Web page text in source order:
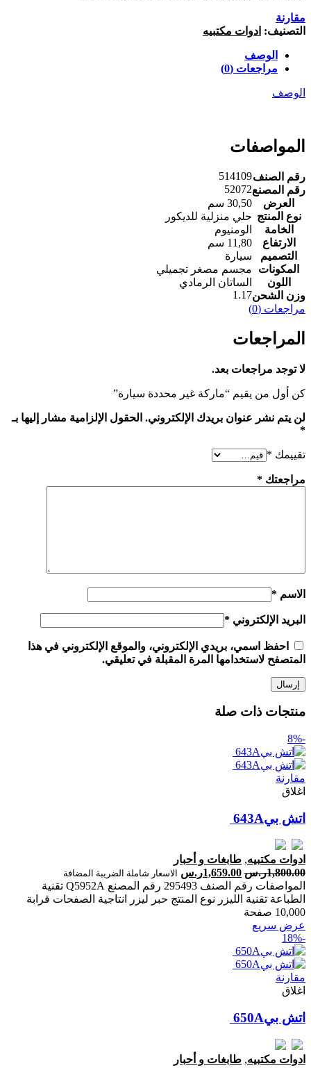
مقارنة
التصنيف: ادوات مكتبيه
الوصف
مراجعات (0)
الوصف
المواصفات
رقم الصنف514109
رقم المصنع52072
العرض
‎30,50 سم‎
نوع المنتج حلي منزلية للديكور
الخامة
الارتفاع
‎11,80 سم‎
التصميم
المكونات
اللون
الساتان الرمادي
وزن الشحن1.17
مراجعات (0)
المراجعات
لا توجد مراجعات بعد.
كن أول من يقيم “‎‎ماركة غير محددة‎‎ ‎سيارة‎”
لن يتم نشر عنوان بريدك الإلكتروني. الحقول الإلزامية مشار إليها بـ
*
تقييمك *
مراجعتك *
الاسم *
البريد الإلكتروني *
احفظ اسمي، بريدي الإلكتروني، والموقع الإلكتروني في هذا
المتصفح لاستخدامها المرة المقبلة في تعليقي.
منتجات ذات صلة
-8%
مقارنة
اغلاق
ادوات مكتبيه, طابغات و أحبار
1,800.00ر.س 1,659.00ر.س الاسعار شاملة الضريبة المضافة
المواصفات رقم الصنف 295493 رقم المصنع Q5952A تقنية
الطباعة تقنية الليزر نوع المنتج حبر ليزر انتاجية الصفحات ‎قرابة
10,000 صفحة‎
عرض سريع
-18%
مقارنة
اغلاق
ادوات مكتبيه, طابغات و أحبار